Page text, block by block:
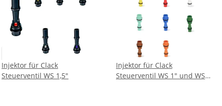
Injektor für Clack
Steuerventil WS 1,5"
Injektor für Clack
Steuerventil WS 1" und WS